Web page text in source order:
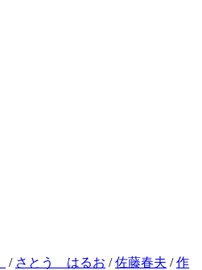
/ さとう はるお /佐藤春夫 /作